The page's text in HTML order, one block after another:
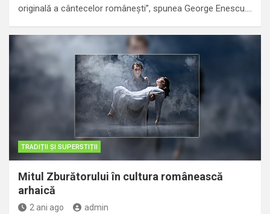
originală a cântecelor româneşti”, spunea George Enescu.…
TRADIȚII ȘI SUPERSTIȚII
Mitul Zburătorului în cultura românească
arhaică
2 ani ago admin